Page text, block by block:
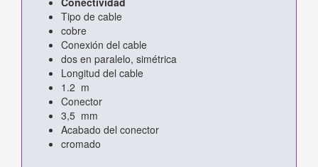
Tipo de cable
cobre
Conexión del cable
dos en paralelo, simétrica
Longitud del cable
1.2 m
Conector
3,5 mm
Acabado del conector
cromado